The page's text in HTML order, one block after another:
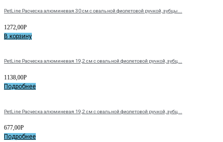
PetLine Расческа алюминевая 30 см с овальной фиолетовой ручкой, зубцы...
1272,00Р
В корзину
PetLine Расческа алюминевая 19,2 см с овальной фиолетовой ручкой, зубц...
1138,00Р
Подробнее
PetLine Расческа алюминевая 19,2 см с овальной фиолетовой ручкой, зубц...
677,00Р
Подробнее